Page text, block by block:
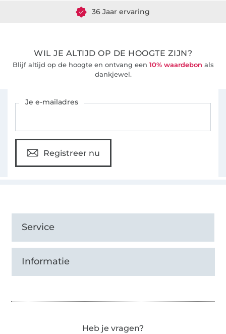
36 Jaar ervaring
WIL JE ALTIJD OP DE HOOGTE ZIJN?
Blijf altijd op de hoogte en ontvang een 10% waardebon als
dankjewel.
Je e-mailadres
Registreer nu
Service
Informatie
Heb je vragen?